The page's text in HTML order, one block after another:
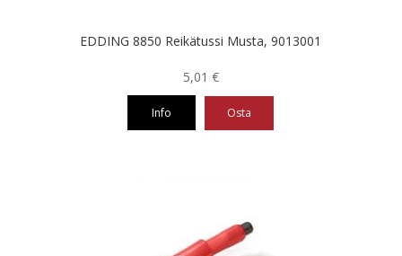
EDDING 8850 Reikätussi Musta, 9013001
5,01 €
Info Osta